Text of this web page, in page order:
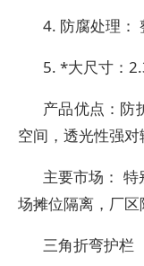
4. 防腐处理：
5. *大尺寸：
产品优点：防
空间，透光性强对
主要市场：
场摊位隔离，厂区
三角折弯护栏